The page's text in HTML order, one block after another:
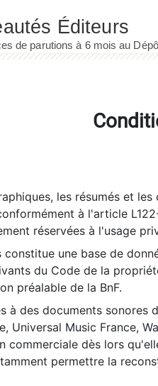
les résumés et
à l'article
réservées à l'usage
constitue une base de
du Code de la
préalable de la BnF.
à des documents sonores
Universal Music France,
commerciale dès lors
permettre la